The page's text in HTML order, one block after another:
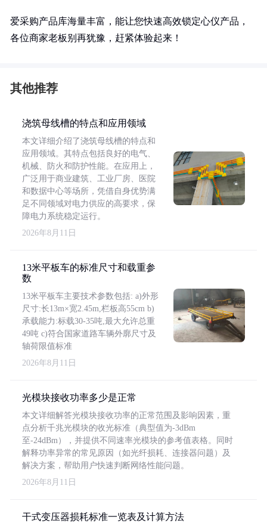
爱采购产品库海量丰富，能让您快速高效锁定心仪产品，
各位商家老板别再犹豫，赶紧体验起来！
其他推荐
浇筑母线槽的特点和应用领域
本文详细介绍了浇筑母线槽的特点和
应用领域。其特点包括良好的电气、
机械、防火和防护性能。在应用上，
广泛用于商业建筑、工业厂房、医院
和数据中心等场所，凭借自身优势满
足不同领域对电力供应的高要求，保
障电力系统稳定运行。
2026年8月11日
13米平板车的标准尺寸和载重参
数
13米平板车主要技术参数包括: a)外形
尺寸:长13m×宽2.45m,栏板高55cm b)
承载能力:标载30-35吨,最大允许总重
49吨 c)符合国家道路车辆外廓尺寸及
轴荷限值标准
2026年8月11日
光模块接收功率多少是正常
本文详细解答光模块接收功率的正常范围及影响因素，重
点分析千兆光模块的收光标准（典型值为-3dBm
至-24dBm），并提供不同速率光模块的参考值表格。同时
解释功率异常的常见原因（如光纤损耗、连接器问题）及
解决方案，帮助用户快速判断网络性能问题。
2026年8月11日
干式变压器损耗标准一览表及计算方法